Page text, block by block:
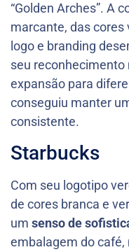
“Golden Arches”. A
marcante, das
logo e branding
seu
expansão para
conseguiu manter
consistente.
Starbucks
Com seu logotipo
de cores branca e
um senso de
embalagem do café,